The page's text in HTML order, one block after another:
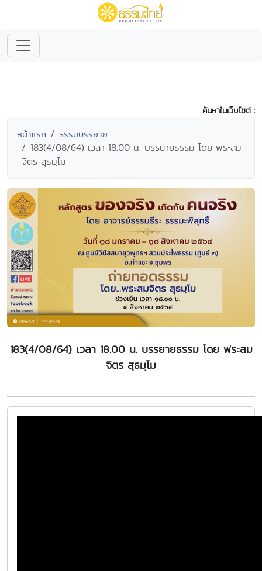
ค้นหาในเว็บไซต์ :
หน้าแรก ธรรมบรรยาย
183(4/08/64) เวลา 18.00 น. บรรยายธรรม โดย พระสม
จิตร สุธมฺโม
183(4/08/64) เวลา 18.00 น. บรรยายธรรม โดย พระสม
จิตร สุธมฺโม